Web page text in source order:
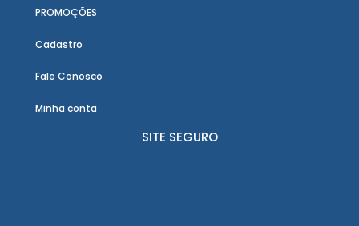
PROMOÇÕES
Cadastro
Fale Conosco
Minha conta
SITE SEGURO